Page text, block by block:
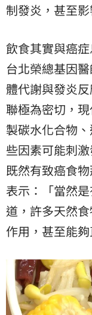
制發炎，甚至
飲食其實與癌
台北榮總基因
體代謝與發炎
聯極為密切，
製碳水化合物
些因素可能刺
既然有致癌食
表示：「當然
道，許多天然
作用，甚至能